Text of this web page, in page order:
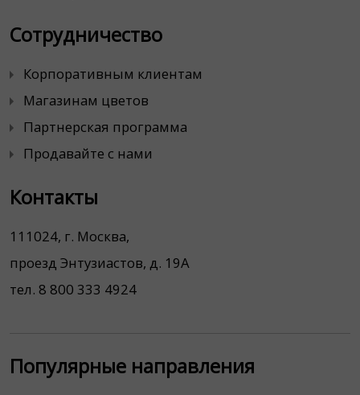
Сотрудничество
Корпоративным клиентам
Магазинам цветов
Партнерская программа
Продавайте с нами
Контакты
111024, г. Москва,
проезд Энтузиастов, д. 19А
тел. 8 800 333 4924
Популярные направления